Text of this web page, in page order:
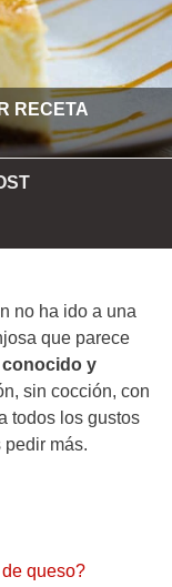
RECETA
no ha ido a una
que parece
conocido y
sin cocción, con
todos los gustos
pedir más.
queso?